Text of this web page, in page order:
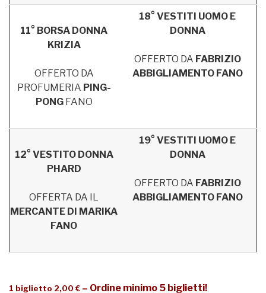
11° BORSA DONNA
KRIZIA
OFFERTO DA
PROFUMERIA PING-
PONGFANO
18° VESTITI UOMO E
DONNA
OFFERTO DA FABRIZIO
ABBIGLIAMENTO FANO
12° VESTITO DONNA
PHARD
OFFERTA DA IL
MERCANTE DI MARIKA
FANO
19° VESTITI UOMO E
DONNA
OFFERTO DA FABRIZIO
ABBIGLIAMENTO FANO
1 biglietto 2,00 € – Ordine minimo 5 biglietti!